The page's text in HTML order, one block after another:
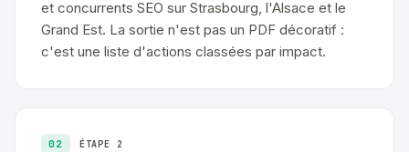
et concurrents SEO sur Strasbourg, l'Alsace et le
Grand Est. La sortie n'est pas un PDF décoratif :
c'est une liste d'actions classées par impact.
02 ÉTAPE 2